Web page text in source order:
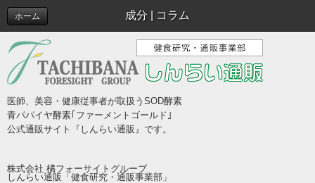
成分 | コラム
ホーム
医師、美容・健康従事者が取扱うSOD酵素
青パパイヤ酵素｢ファーメントゴールド｣
公式通販サイト『しんらい通販』です。
株式会社 橘フォーサイトグループ
しんらい通販「健食研究・通販事業部」